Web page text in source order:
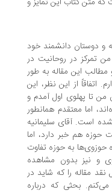
دانشمند خود
در روحانیت در
این مقاله به طور
از این نظر، این
اول آمدم و
معتقدم همانطور
آقای سلیمانیه
خبر دارد، اما
به حوزه تفاوت
بدون مشاهده
را که شاید در
بحثی که درباره